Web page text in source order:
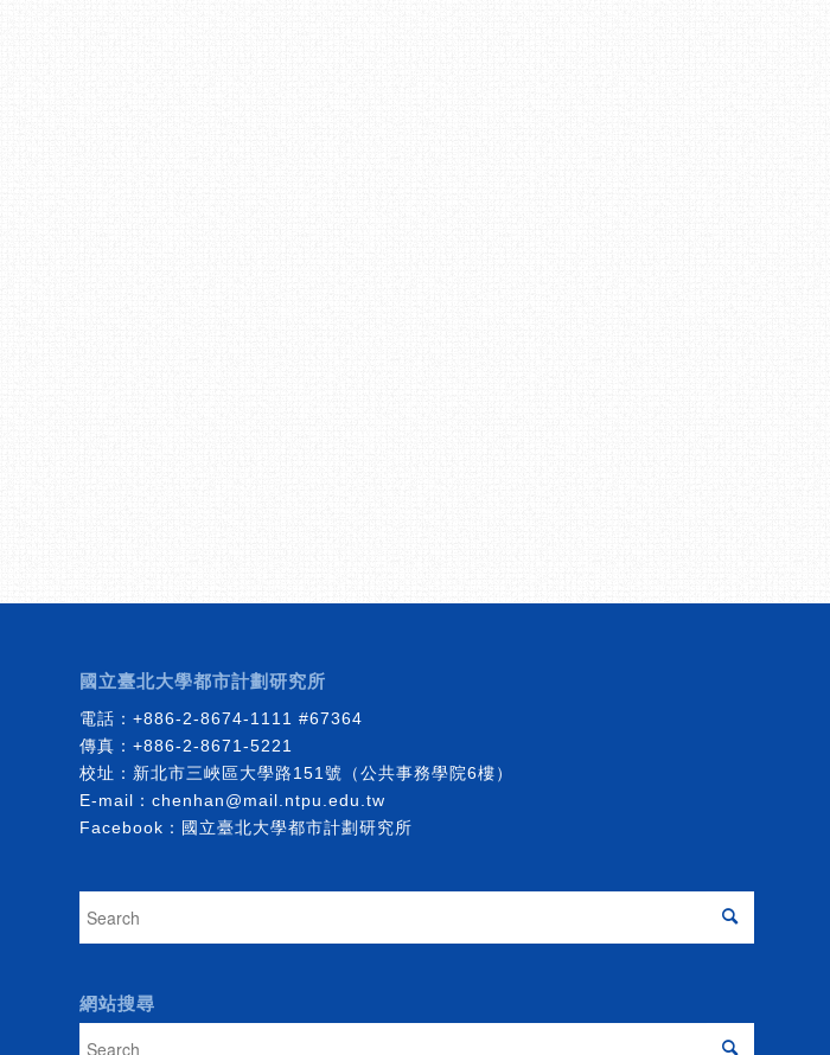
國立臺北大學都市計劃研究所
電話： +886-2-8674-1111 #67364
傳真：+886-2-8671-5221
校址：新北市三峽區大學路151號（公共事務學院6樓）
E-mail： chenhan@mail.ntpu.edu.tw
Facebook： 國立臺北大學都市計劃研究所
網站搜尋